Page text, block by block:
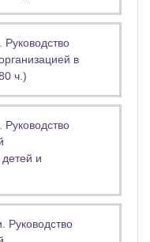
в
ч.)
и
Руководство